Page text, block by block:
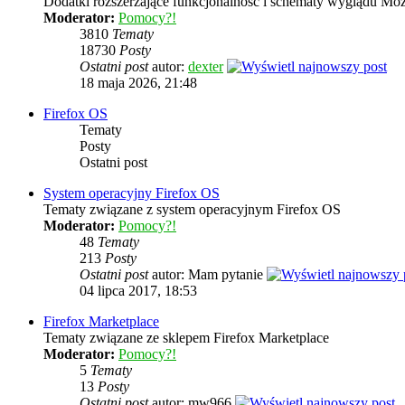
Moderator: Pomocy?!
3810 Tematy
18730 Posty
Ostatni postautor: dexter
18 maja 2026, 21:48
Firefox OS
Tematy
Posty
Ostatni post
System operacyjny Firefox OS
Tematy związane z system operacyjnym Firefox OS
Moderator: Pomocy?!
48 Tematy
213 Posty
Ostatni postautor: Mam pytanie
04 lipca 2017, 18:53
Firefox Marketplace
Tematy związane ze sklepem Firefox Marketplace
Moderator: Pomocy?!
5 Tematy
13 Posty